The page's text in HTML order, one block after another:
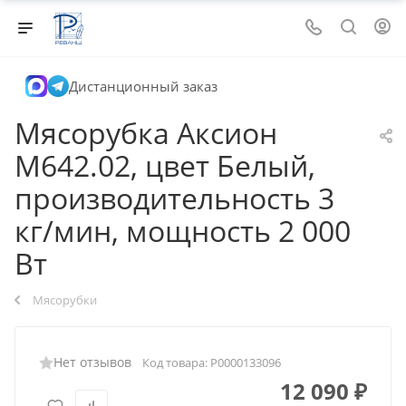
Дистанционный заказ
Мясорубка Аксион
М642.02, цвет Белый,
производительность 3
кг/мин, мощность 2 000
Вт
Мясорубки
Нет отзывов Код товара: Р0000133096
12 090 ₽